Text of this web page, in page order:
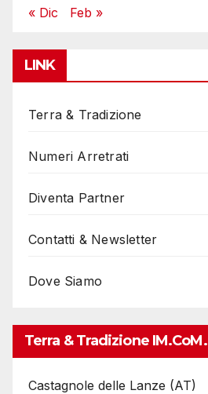
« Dic Feb »
LINK
Terra & Tradizione
Numeri Arretrati
Diventa Partner
Contatti & Newsletter
Dove Siamo
Terra & Tradizione IM.coM.
Castagnole delle Lanze (AT)